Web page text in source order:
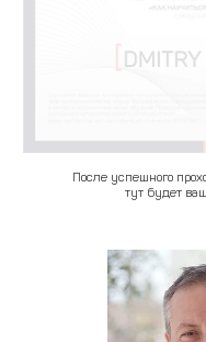
После успешного
тут будет